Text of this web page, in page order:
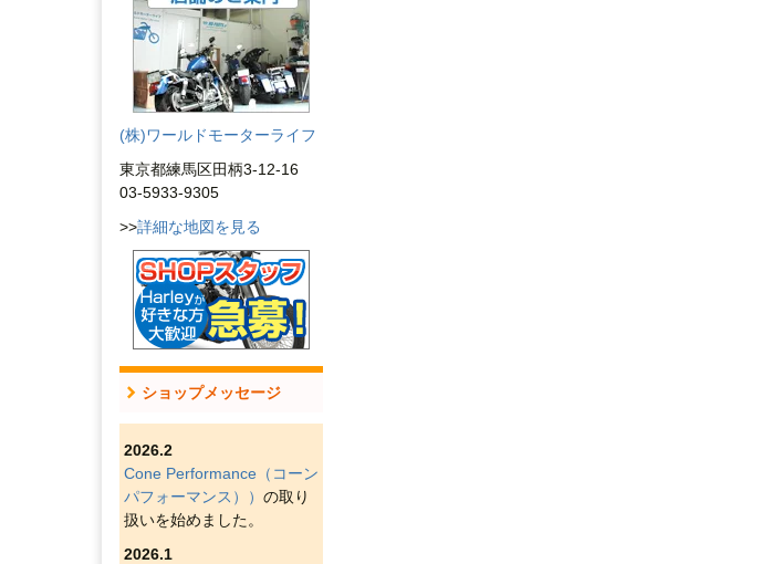
(株)ワールドモーターライフ
東京都練馬区田柄3-12-16
03-5933-9305
>>詳細な地図を見る
ショップメッセージ
2026.2
Cone Performance（コーン
パフォーマンス）） の取り
扱いを始めました。
2026.1